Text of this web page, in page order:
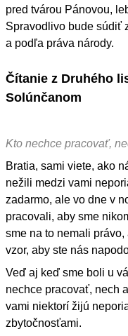
pred tvárou Pánovou,
Spravodlivo bude súdiť
a podľa práva národy.
Čítanie z Druhého
Solúnčanom
Kto nechce pracovať,
Bratia, sami viete, ako
nežili medzi vami
zadarmo, ale vo dne v
pracovali, aby sme
sme na to nemali
vzor, aby ste nás
Veď aj keď sme boli u
nechce pracovať, nech
vami niektorí žijú
zbytočnosťami.